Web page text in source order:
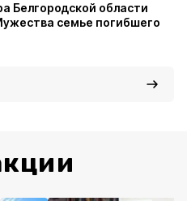
Белгородской области
семье погибшего